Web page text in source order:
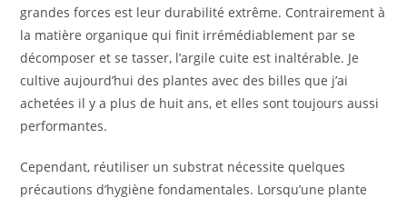
grandes forces est leur durabilité extrême. Contrairement à
la matière organique qui finit irrémédiablement par se
décomposer et se tasser, l’argile cuite est inaltérable. Je
cultive aujourd’hui des plantes avec des billes que j’ai
achetées il y a plus de huit ans, et elles sont toujours aussi
performantes.
Cependant, réutiliser un substrat nécessite quelques
précautions d’hygiène fondamentales. Lorsqu’une plante